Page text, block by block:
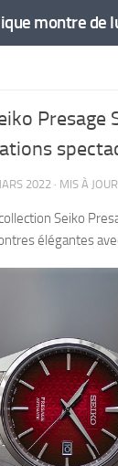
Presage
2022 · MIS À JOUR
Seiko
élégantes